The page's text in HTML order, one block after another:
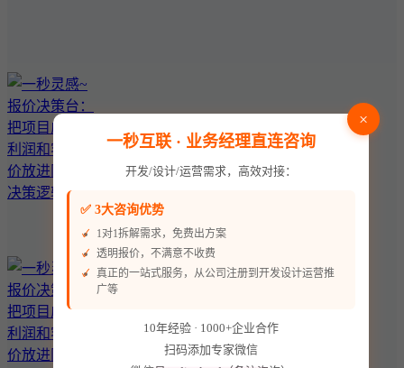
×
一秒互联 · 业务经理直连咨询
开发/设计/运营需求，高效对接：
✅ 3大咨询优势
1对1拆解需求，免费出方案
透明报价，不满意不收费
真正的一站式服务，从公司注册到开发设计运营推
广等
10年经验 · 1000+企业合作
扫码添加专家微信